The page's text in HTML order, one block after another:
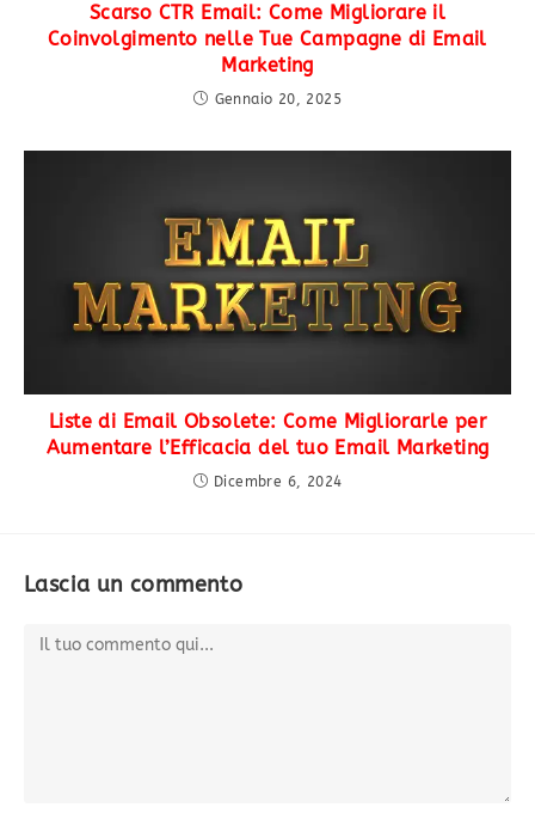
Scarso CTR Email: Come Migliorare il
Coinvolgimento nelle Tue Campagne di Email
Marketing
Gennaio 20, 2025
Liste di Email Obsolete: Come Migliorarle per
Aumentare l’Efficacia del tuo Email Marketing
Dicembre 6, 2024
Lascia un commento